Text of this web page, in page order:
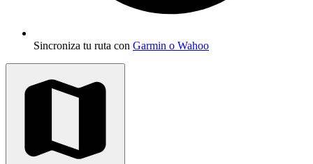
Sincroniza tu ruta con Garmin o Wahoo